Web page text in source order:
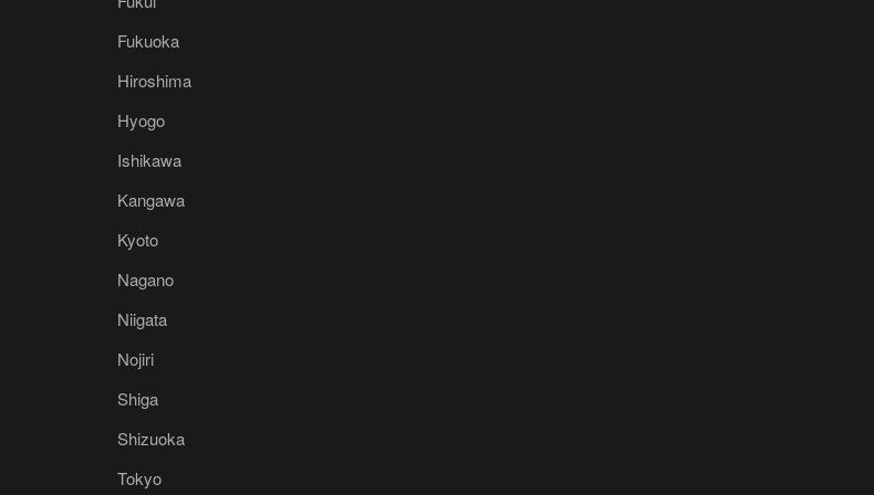
Fukuoka
Hiroshima
Hyogo
Ishikawa
Kangawa
Kyoto
Nagano
Niigata
Nojiri
Shiga
Shizuoka
Tokyo